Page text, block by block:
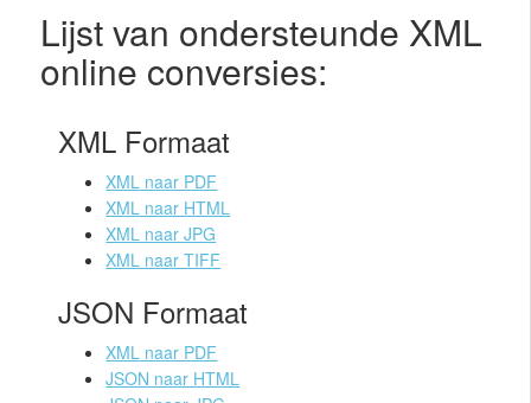
Lijst van ondersteunde XML
online conversies:
XML Formaat
XML naar PDF
XML naar HTML
XML naar JPG
XML naar TIFF
JSON Formaat
XML naar PDF
JSON naar HTML